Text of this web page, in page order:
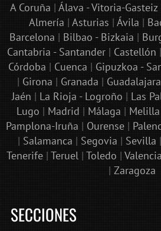
A Coruña | Álava - Vitoria-Gasteiz
Almería | Asturias | Ávila |
Barcelona | Bilbao - Bizkaia |
Cantabria - Santander| Castellón |
Córdoba | Cuenca | Gipuzkoa -
| Girona | Granada | Guadalajara
Jaén | La Rioja - Logroño | Las
Lugo | Madrid | Málaga | Melilla
Pamplona-Iruña | Ourense |
| Salamanca | Segovia | Sevilla |
Tenerife| Teruel| Toledo | Valencia
| Zaragoza
SECCIONES